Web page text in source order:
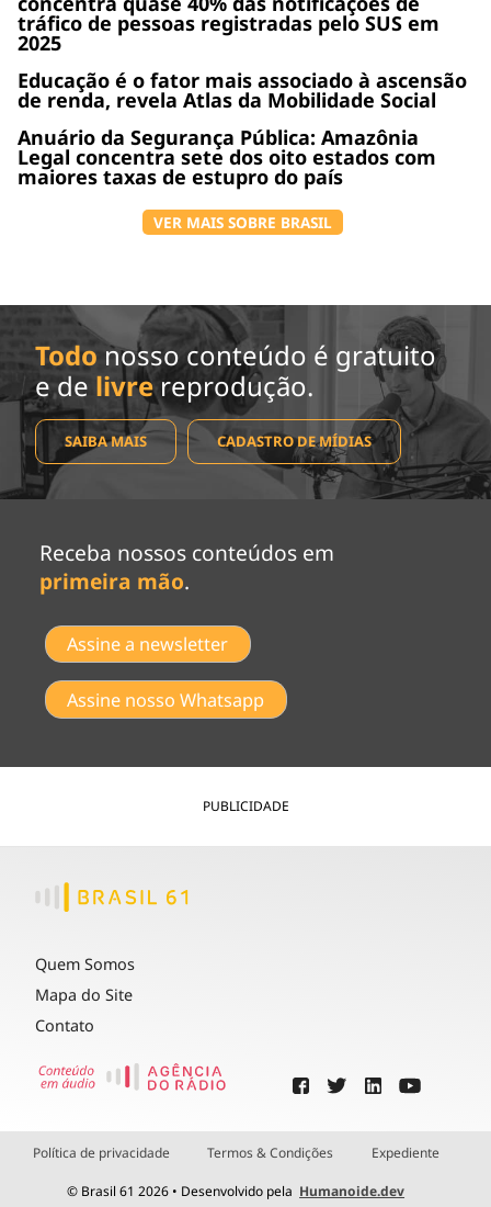
tráfico de pessoas registradas pelo SUS em
2025
Educação é o fator mais associado à ascensão
de renda, revela Atlas da Mobilidade Social
Anuário da Segurança Pública: Amazônia
Legal concentra sete dos oito estados com
maiores taxas de estupro do país
VER MAIS SOBRE BRASIL
Todo nosso conteúdo é gratuito
e de livrereprodução.
SAIBA MAIS CADASTRO DE MÍDIAS
Receba nossos conteúdos em
primeira mão.
Assine a newsletter
Assine nosso Whatsapp
PUBLICIDADE
Quem Somos
Mapa do Site
Contato
Política de privacidade Termos & Condições Expediente
© Brasil 61 2026 • Desenvolvido pela Humanoide.dev